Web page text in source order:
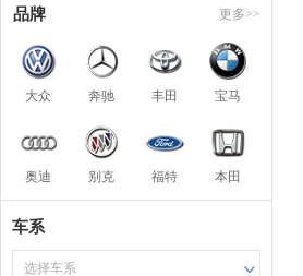
品牌 更多>>
大众 奔驰 丰田 宝马
奥迪 别克 福特 本田
车系
选择车系